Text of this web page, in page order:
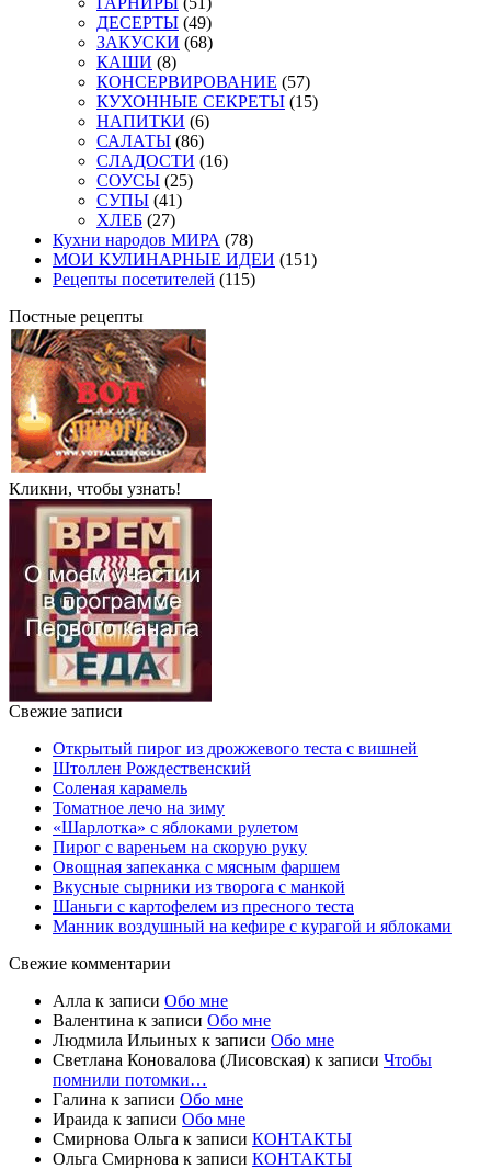
ДЕСЕРТЫ (49)
ЗАКУСКИ (68)
КАШИ (8)
КОНСЕРВИРОВАНИЕ (57)
КУХОННЫЕ СЕКРЕТЫ (15)
НАПИТКИ (6)
САЛАТЫ (86)
СЛАДОСТИ (16)
СОУСЫ (25)
СУПЫ (41)
ХЛЕБ (27)
Кухни народов МИРА (78)
МОИ КУЛИНАРНЫЕ ИДЕИ (151)
Рецепты посетителей (115)
Постные рецепты
Кликни, чтобы узнать!
Свежие записи
Открытый пирог из дрожжевого теста с вишней
Штоллен Рождественский
Соленая карамель
Томатное лечо на зиму
«Шарлотка» с яблоками рулетом
Пирог с вареньем на скорую руку
Овощная запеканка с мясным фаршем
Вкусные сырники из творога с манкой
Шаньги с картофелем из пресного теста
Манник воздушный на кефире с курагой и яблоками
Свежие комментарии
Алла к записи Обо мне
Валентина к записи Обо мне
Людмила Ильиных к записи Обо мне
Светлана Коновалова (Лисовская) к записи Чтобы
помнили потомки…
Галина к записи Обо мне
Ираида к записи Обо мне
Смирнова Ольга к записи КОНТАКТЫ
Ольга Смирнова к записи КОНТАКТЫ